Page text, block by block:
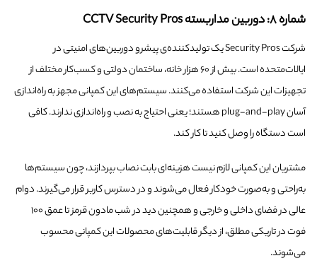
شماره ۸: دوربین مداربسته CCTV Security Pros
شرکت Security Pros یک تولیدکننده‌ی پیشرو دوربین‌های امنیتی در
ایالات‌متحده است. بیش از ۶۰ هزار خانه، ساختمان دولتی و کسب‌کار مختلف از
تجهیزات این شرکت استفاده می‌کنند. سیستم‌های این کمپانی مجهز به راه‌اندازی
آسان plug-and-play هستند؛ یعنی احتیاج به نصب و راه‌اندازی ندارند. کافی
است دستگاه را وصل کنید تا کار کند.
مشتریان این کمپانی لازم نیست هزینه‌ای بابت نصاب بپردازند، چون سیستم‌ها
به‌راحتی و به‌صورت خودکار فعال می‌شوند و در دسترس کاربر قرار می‌گیرند. دوام
عالی در فضای داخلی و خارجی و همچنین دید در شب مادون قرمز تا عمق ۱۰۰
فوت در تاریکی مطلق، از دیگر قابلیت‌های محصولات این کمپانی محسوب
می‌شوند.